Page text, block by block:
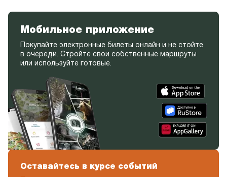
Мобильное приложение
Покупайте электронные билеты онлайн и не стойте
в очереди. Стройте свои собственные маршруты
или используйте готовые.
Оставайтесь в курсе событий